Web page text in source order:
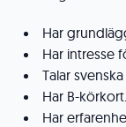
Har
Har intresse
Talar
Har B-körkort.
Har